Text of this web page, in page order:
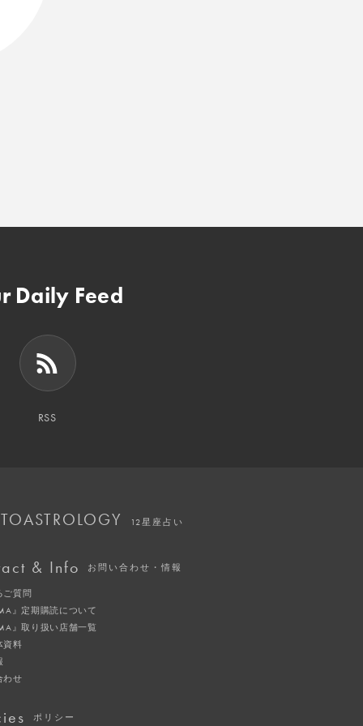
Daily Feed
RSS
12星座占い
& Info お問い合わせ・情報
ご質問
』定期購読について
』取り扱い店舗一覧
資料
わせ
ポリシー